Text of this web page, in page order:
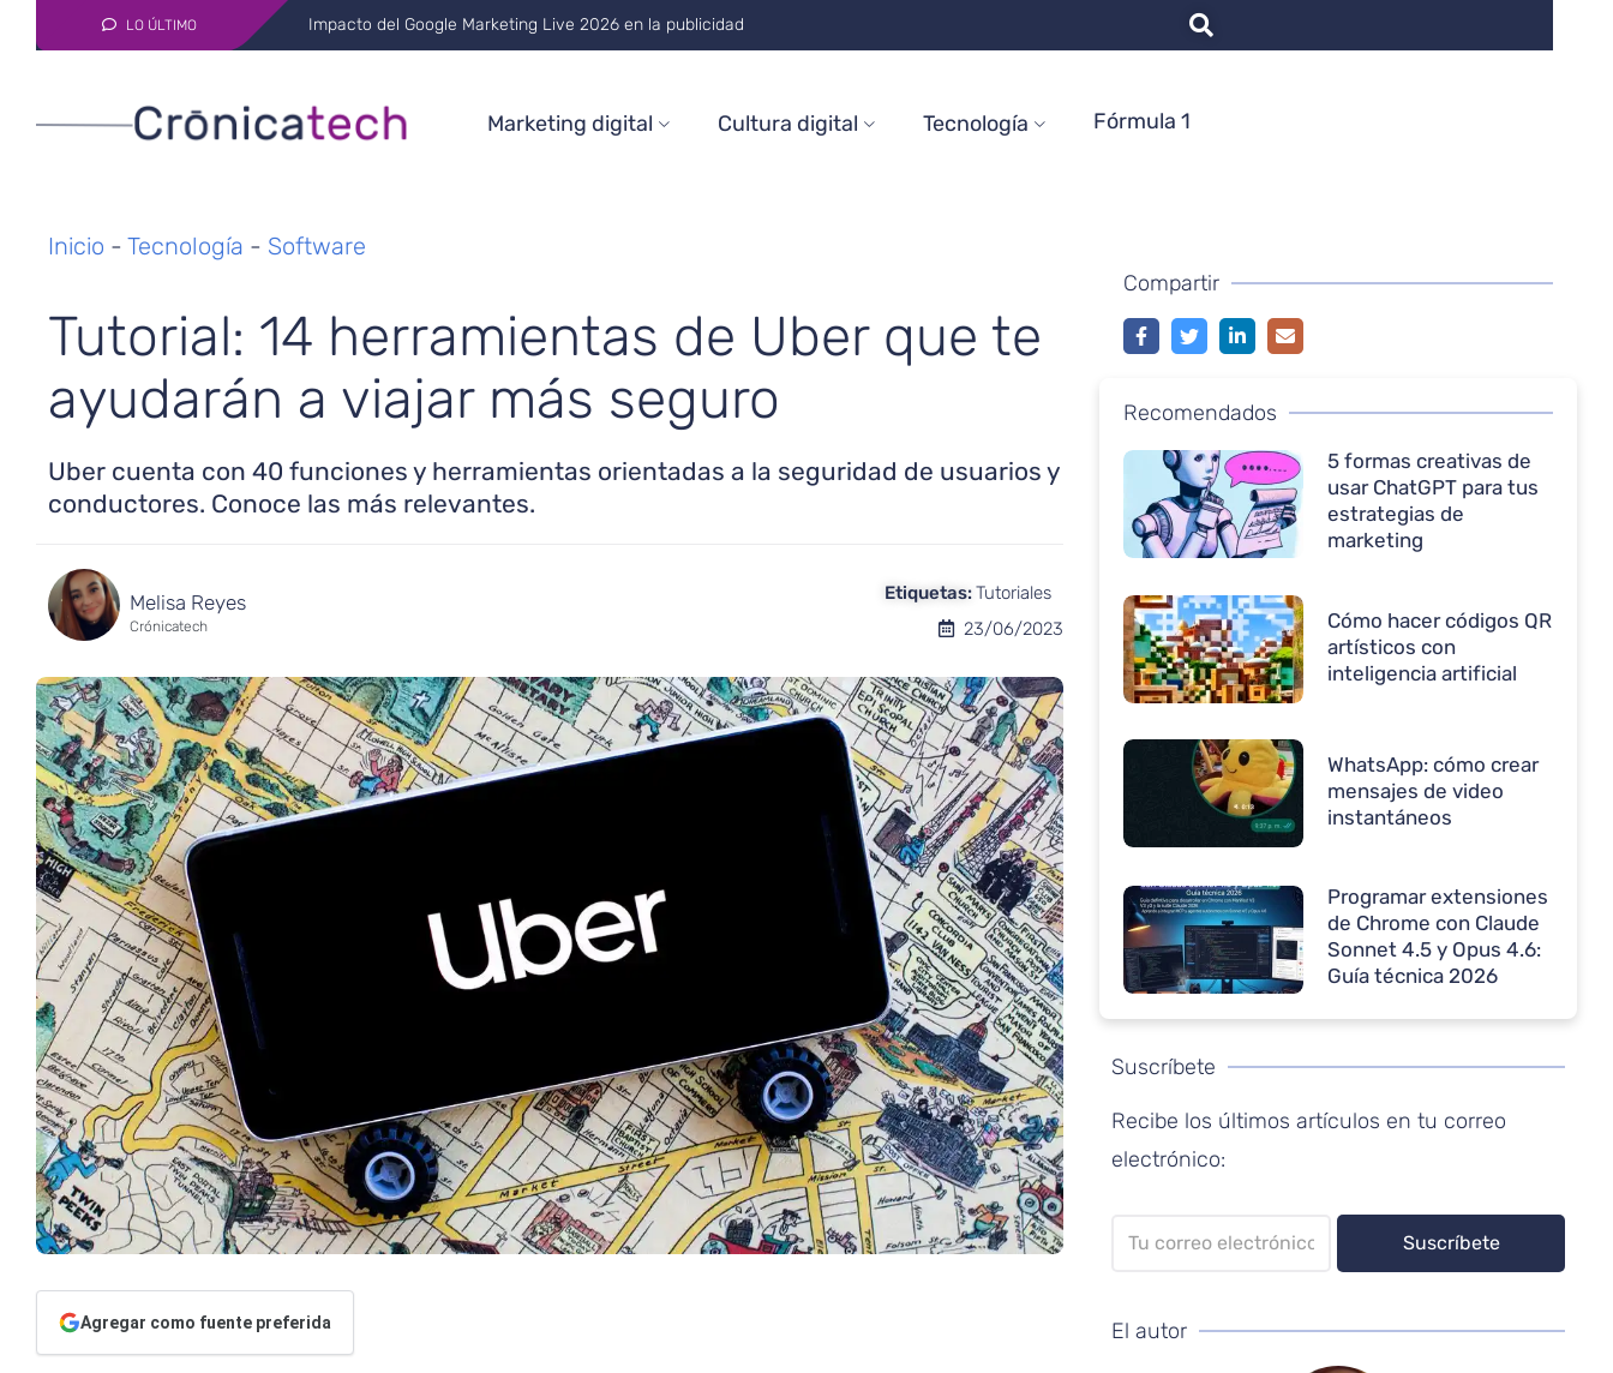
LO ÚLTIMO AI in Medicine: Transformation and Trends Through 2026
Marketing digital Cultura digital Tecnología Fórmula 1
Inicio - Tecnología - Software
Tutorial: 14 herramientas de Uber que te
ayudarán a viajar más seguro
Uber cuenta con 40 funciones y herramientas orientadas a la seguridad de usuarios y
conductores. Conoce las más relevantes.
Melisa Reyes
Crónicatech
Etiquetas:Tutoriales
23/06/2023
Agregar como fuente preferida
Compartir
Recomendados
5 formas creativas de
usar ChatGPT para tus
estrategias de
marketing
Cómo hacer códigos QR
artísticos con
inteligencia artificial
WhatsApp: cómo crear
mensajes de video
instantáneos
Programar extensiones
de Chrome con Claude
Sonnet 4.5 y Opus 4.6:
Guía técnica 2026
Suscríbete
Recibe los últimos artículos en tu correo
electrónico:
El autor